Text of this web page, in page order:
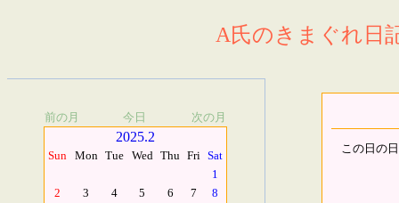
A氏のきまぐれ日
前の月 今日 次の月
2025.2
Sun Mon Tue Wed Thu Fri Sat
1
2
3 4 5 6 7
8
この日の